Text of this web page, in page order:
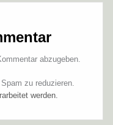
abzugeben.
zu reduzieren.
werden.